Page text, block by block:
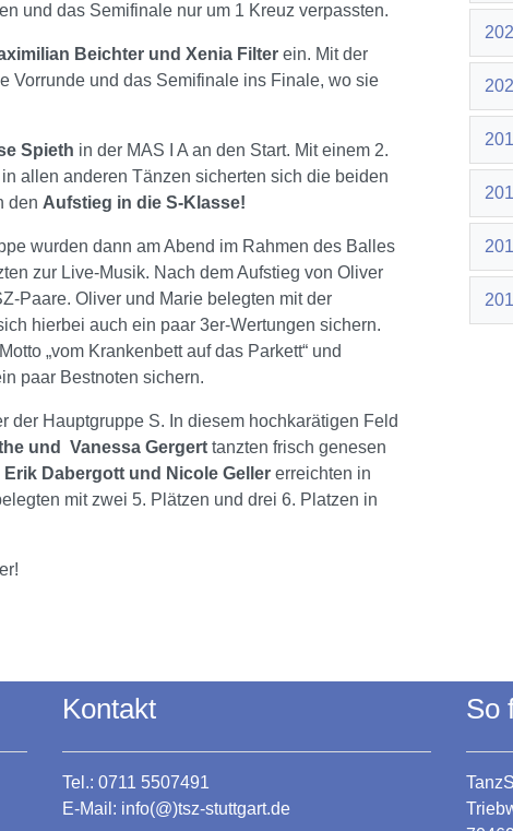
und das Semifinale nur um 1 Kreuz verpassten.
Beichter und Xenia Filter ein. Mit der
Vorrunde und das Semifinale ins Finale, wo sie
Spieth in der MAS I A an den Start. Mit einem 2.
allen anderen Tänzen sicherten sich die beiden
den Aufstieg in die S-Klasse!
wurden dann am Abend im Rahmen des Balles
zur Live-Musik. Nach dem Aufstieg von Oliver
Paare. Oliver und Marie belegten mit der
hierbei auch ein paar 3er-Wertungen sichern.
„vom Krankenbett auf das Parkett“ und
paar Bestnoten sichern.
der Hauptgruppe S. In diesem hochkarätigen Feld
und Vanessa Gergert tanzten frisch genesen
Erik Dabergott und Nicole Geller erreichten in
mit zwei 5. Plätzen und drei 6. Platzen in
Kontakt
Tel.: 0711 5507491
E-Mail: info(@)tsz-stuttgart.de
So